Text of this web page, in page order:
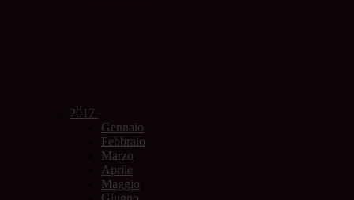
2017
Gennaio
Febbraio
Marzo
Aprile
Maggio